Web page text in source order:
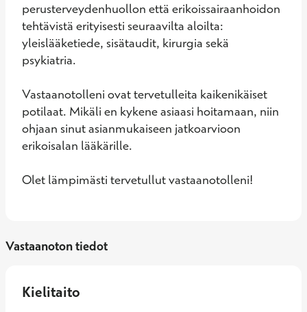
perusterveydenhuollon että erikoissairaanhoidon
tehtävistä erityisesti seuraavilta aloilta:
yleislääketiede, sisätaudit, kirurgia sekä
psykiatria.
Vastaanotolleni ovat tervetulleita kaikenikäiset
potilaat. Mikäli en kykene asiaasi hoitamaan, niin
ohjaan sinut asianmukaiseen jatkoarvioon
erikoisalan lääkärille.
Olet lämpimästi tervetullut vastaanotolleni!
Vastaanoton tiedot
Kielitaito